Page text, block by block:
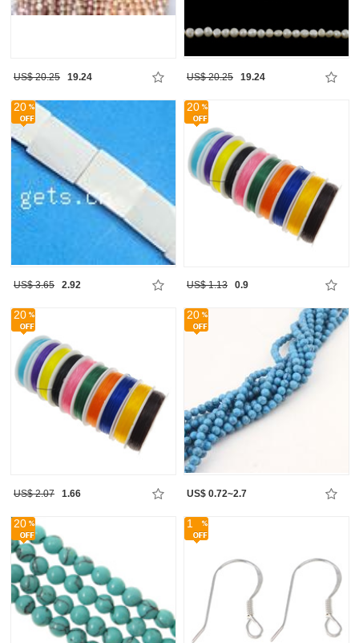
US$ 20.25 19.24 US$ 20.25 19.24
20
US$ 3.65 2.92
20
US$ 1.13 0.9
20
US$ 2.07 1.66
20
US$ 0.72~2.7
20 1